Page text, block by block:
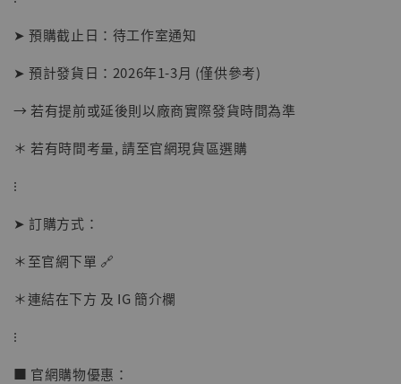
【店內現貨】海賊王 系列蒐藏雕像 布魯克達
摩 [7STARS Studio]
➤ 預購截止日：待工作室通知
➤ 預計發貨日：2026年1-3月 (僅供參考)
→ 若有提前或延後則以廠商實際發貨時間為準
＊ 若有時間考量, 請至官網現貨區選購
⁝
➤ 訂購方式：
＊至官網下單 🔗
＊連結在下方 及 IG 簡介欄
⁝
■ 官網購物優惠：